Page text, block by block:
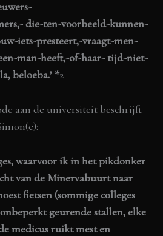
die-ten-voorbeeld-kunnen-
iets-presteert,-vraagt-men-
man-heeft,-of-haar- tijd-niet-
beloeba.’ *2
aan de universiteit beschrijft
waarvoor ik in het pikdonker
van de Minervabuurt naar
fietsen (sommige colleges
geurende stallen, elke
medicus ruikt mest en